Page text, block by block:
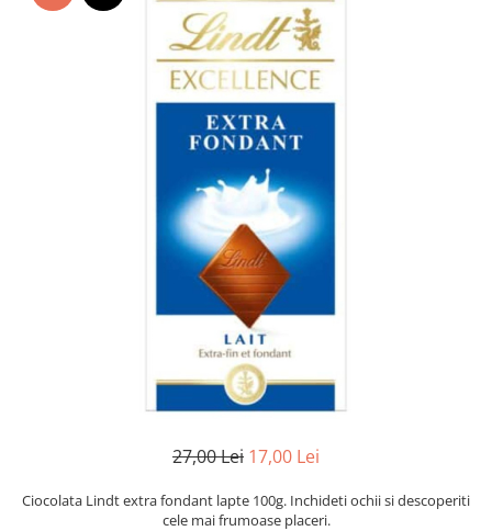
27,00 Lei 17,00 Lei
Ciocolata Lindt extra fondant lapte 100g. Inchideti ochii si descoperiti
cele mai frumoase placeri.